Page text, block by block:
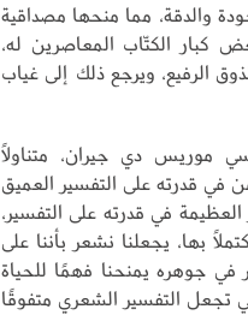
والدقة، مما منحها مصداقية
كبار الكتّاب المعاصرين له،
الرفيع، ويرجع ذلك إلى غياب
موريس دي جيران، متناولًا
في قدرته على التفسير العميق
في قدرته على التفسير،
بها، يجعلنا نشعر بأننا على
في جوهره يمنحنا فهمًا للحياة
تجعل التفسير الشعري متفوقًا